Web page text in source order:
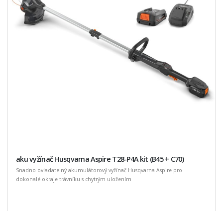
aku vyžínač Husqvarna Aspire T28-P4A kit (B45 + C70)
Snadno ovladatelný akumulátorový vyžínač Husqvarna Aspire pro
dokonalé okraje trávníku s chytrým uložením